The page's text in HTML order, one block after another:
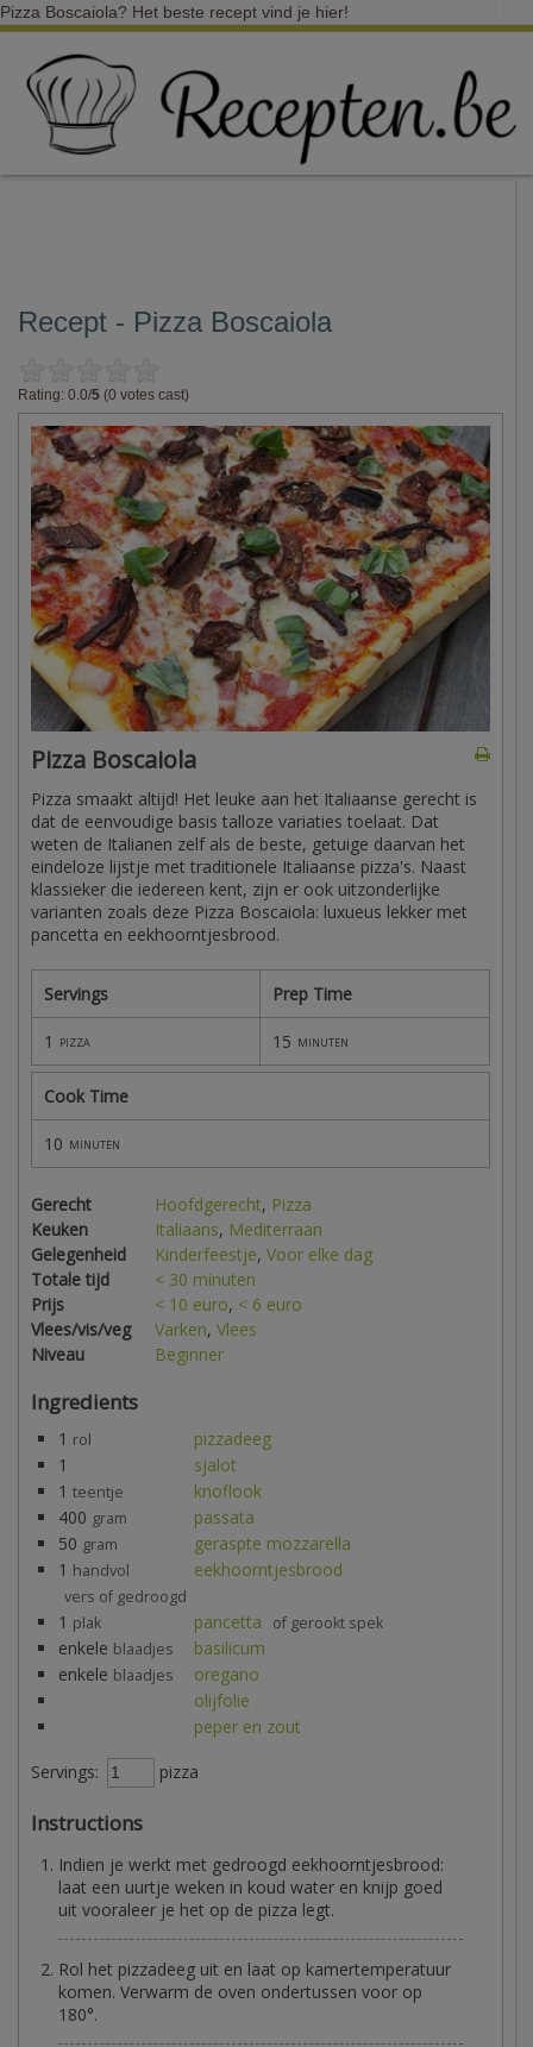
Pizza Boscaiola? Het beste recept vind je hier!
Recept - Pizza Boscaiola
Rating: 0.0/5 (0 votes cast)
Pizza Boscaiola
Pizza smaakt altijd! Het leuke aan het Italiaanse gerecht is
dat de eenvoudige basis talloze variaties toelaat. Dat
weten de Italianen zelf als de beste, getuige daarvan het
eindeloze lijstje met traditionele Italiaanse pizza's. Naast
klassieker die iedereen kent, zijn er ook uitzonderlijke
varianten zoals deze Pizza Boscaiola: luxueus lekker met
pancetta en eekhoorntjesbrood.
Servings Prep Time
1 pizza 15 minuten
Cook Time
10 minuten
Gerecht Hoofdgerecht, Pizza
Keuken
Italiaans, Mediterraan
Gelegenheid
Kinderfeestje, Voor elke dag
Totale tijd
< 30 minuten
Prijs
< 10 euro, < 6 euro
Vlees/vis/veg
Varken, Vlees
Niveau
Beginner
Ingredients
1 rol
pizzadeeg
1
sjalot
1 teentje
knoflook
400 gram
passata
50 gram
geraspte mozzarella
1 handvol eekhoorntjesbrood
vers of gedroogd
1 plak pancetta of gerookt spek
enkele blaadjes
basilicum
enkele blaadjes
oregano
olijfolie
peper en zout
Servings:
pizza
Instructions
Indien je werkt met gedroogd eekhoorntjesbrood:
laat een uurtje weken in koud water en knijp goed
uit vooraleer je het op de pizza legt.
Rol het pizzadeeg uit en laat op kamertemperatuur
komen. Verwarm de oven ondertussen voor op
180°.